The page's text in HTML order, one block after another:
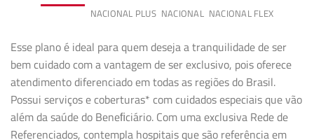
NACIONAL PLUS NACIONAL NACIONAL FLEX
Esse plano é ideal para quem deseja a tranquilidade de ser
bem cuidado com a vantagem de ser exclusivo, pois oferece
atendimento diferenciado em todas as regiões do Brasil.
Possui serviços e coberturas* com cuidados especiais que vão
além da saúde do Beneﬁciário. Com uma exclusiva Rede de
Referenciados, contempla hospitais que são referência em